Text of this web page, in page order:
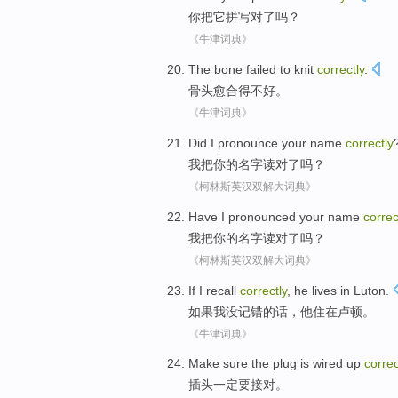
你把它拼写对了吗？
《牛津词典》
The bone failed to knit correctly.
骨头愈合得不好。
《牛津词典》
Did I pronounce your name correctly
我把你的名字读对了吗？
《柯林斯英汉双解大词典》
Have I pronounced your name
我把你的名字读对了吗？
《柯林斯英汉双解大词典》
If I recall correctly, he lives in Luton
如果我没记错的话 ， 他住在卢顿。
《牛津词典》
Make sure the plug is wired up
插头一定要接对。